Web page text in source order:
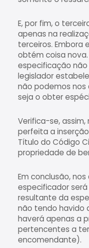
E, por fim, o
apenas na
terceiros. Embora
obtém coisa
especificação
legislador
não podemos nos
seja o obter
Verifica-se, assim,
perfeita a
Título do Código
propriedade de
Em conclusão,
especificador
resultante da
não tendo havido
haverá apenas a
pertencentes a
encomendante).